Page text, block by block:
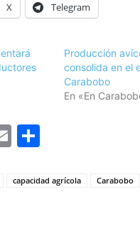
X Telegram
Producción
consolida en el
Carabobo
En «En
Email
capacidad agrícola Carabobo